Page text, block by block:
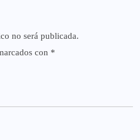
no será publicada.
con *